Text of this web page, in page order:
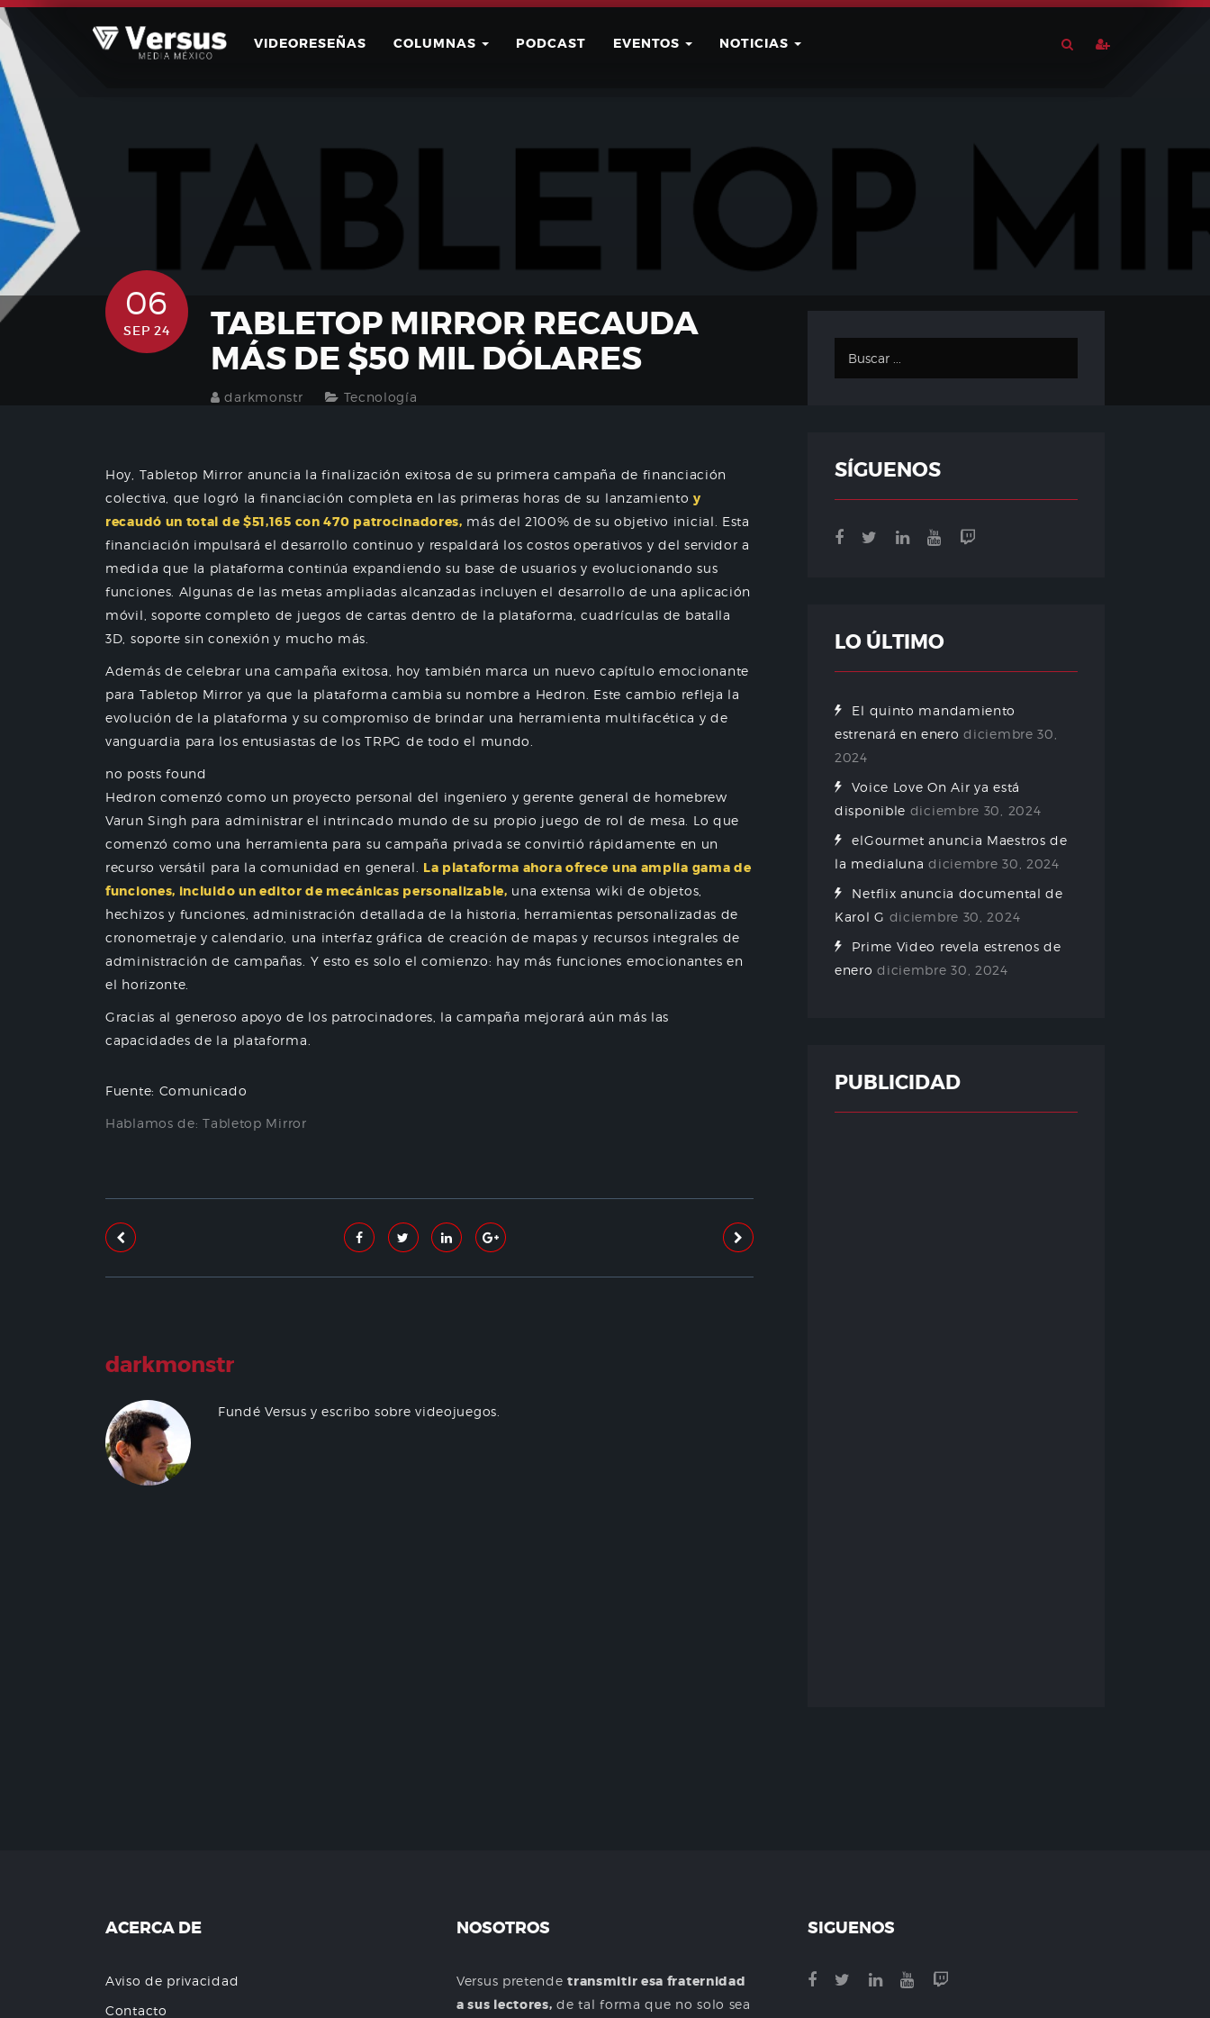
Skip
to
content
VIDEORESEÑAS COLUMNAS PODCAST EVENTOS NOTICIAS
06
SEP 24
TABLETOP MIRROR RECAUDA
MÁS DE $50 MIL DÓLARES
darkmonstr Tecnología
Hoy, Tabletop Mirror anuncia la finalización exitosa de su primera campaña de financiación
colectiva, que logró la financiación completa en las primeras horas de su lanzamientoy
recaudó un total de $51,165 con 470 patrocinadores, más del 2100% de su objetivo inicial. Esta
financiación impulsará el desarrollo continuo y respaldará los costos operativos y del servidor a
medida que la plataforma continúa expandiendo su base de usuarios y evolucionando sus
funciones. Algunas de las metas ampliadas alcanzadas incluyen el desarrollo de una aplicación
móvil, soporte completo de juegos de cartas dentro de la plataforma, cuadrículas de batalla
3D, soporte sin conexión y mucho más.
Además de celebrar una campaña exitosa, hoy también marca un nuevo capítulo emocionante
para Tabletop Mirror ya que la plataforma cambia su nombre a Hedron. Este cambio refleja la
evolución de la plataforma y su compromiso de brindar una herramienta multifacética y de
vanguardia para los entusiastas de los TRPG de todo el mundo.
no posts found
Hedron comenzó como un proyecto personal del ingeniero y gerente general de homebrew
Varun Singh para administrar el intrincado mundo de su propio juego de rol de mesa. Lo que
comenzó como una herramienta para su campaña privada se convirtió rápidamente en un
recurso versátil para la comunidad en general. La plataforma ahora ofrece una amplia gama de
funciones, incluido un editor de mecánicas personalizable, una extensa wiki de objetos,
hechizos y funciones, administración detallada de la historia, herramientas personalizadas de
cronometraje y calendario, una interfaz gráfica de creación de mapas y recursos integrales de
administración de campañas. Y esto es solo el comienzo: hay más funciones emocionantes en
el horizonte.
Gracias al generoso apoyo de los patrocinadores, la campaña mejorará aún más las
capacidades de la plataforma.
Fuente: Comunicado
Hablamos de:Tabletop Mirror
darkmonstr
Fundé Versus y escribo sobre videojuegos.
SÍGUENOS
LO ÚLTIMO
El quinto mandamiento
estrenará en enero diciembre 30,
2024
Voice Love On Air ya está
disponible diciembre 30, 2024
elGourmet anuncia Maestros de
la medialuna diciembre 30, 2024
Netflix anuncia documental de
Karol G diciembre 30, 2024
Prime Video revela estrenos de
enero diciembre 30, 2024
PUBLICIDAD
ACERCA DE
Aviso de privacidad
Contacto
NOSOTROS
Versus pretendetransmitir esa fraternidad
a sus lectores, de tal forma que no solo sea
SIGUENOS